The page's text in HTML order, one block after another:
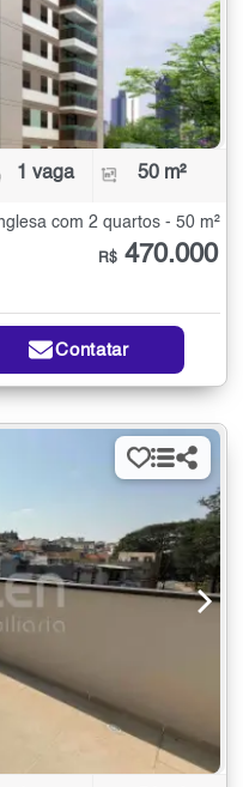
1 vaga 50 m²
com 2 quartos - 50 m²
R$ 470.000
Contatar